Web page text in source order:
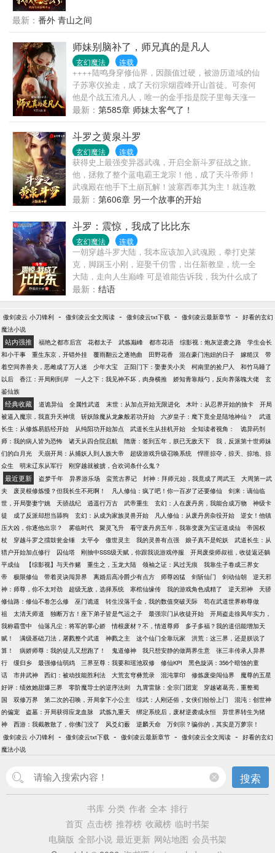
最新： 番外 青山之间
师妹别脑补了，师兄真的是凡人
玄幻魔法 连载
++++陆鸣身穿修仙界，因颜值过硬，被游历道域的仙
子苏寒仪捡走，成了天衍宗烟霞峰开山首徒。可奈何
他是个战五渣凡人，唯一的金手指是院子里每天涨一
厘米的无敌领域。本想躺平到师尊归来，谁知宗主塞
来一个天资平平的师妹林清瑶。然而，投喂师妹一口
鸡腿，领域就暴涨一厘米！指点师妹一句功法，领域
就扩张一米！陆鸣悟了。原来培养师妹，才是最快的
升级之路！从此，他化身最强饲养员。烤鸡腿是悟道
神丹，破躺椅是修炼神器，随口瞎掰都是无上秘籍。
在他的精心培养下，被嫌弃的林清瑶成了宗门第一天
骄。顺手收的蛇妖成了万兽山脉之主。连一个被退婚
受辱的废柴少女都成了东荒第一炼丹师。当云游的师
尊苏寒仪终于归来，看着一院子名震天下的妖孽，直
接目瞪口呆。“等会儿，徒弟……你说这些大佬，全是
我门下的？？？”
最新： 第585章 师妹太客气了！
斗罗之黄泉斗罗
玄幻魔法 连载
获得史上最强变异器武魂，开启全新斗罗征战之旅。
他，拯救了整个蓝电霸王龙宗！他，成了天斗帝师！
武魂殿在他手下土崩瓦解！波塞西奉其为主！就连教
皇比比东与圣女千仞雪为之倾倒……
最新： 第606章 另一个故事的开始
斗罗：震惊，我成了比比东
玄幻魔法 连载
一朝穿越斗罗大陆，我本应该加入武魂殿，拳打史莱
克，脚踢玉小刚，迎娶千仞雪，出任新教皇，统一全
大陆，走向人生巅峰 可是谁能告诉我，我为什么成了
比比东。
最新： 结语
傲剑凌云 小刀锋利 - 傲剑凌云全文阅读 - 傲剑凌云txt下载 - 傲剑凌云最新章节 - 好看的玄幻
魔法小说
站内强推 福艳之都市后宫 花都太子 武炼巅峰 都市花语 综影视：炮灰逆袭之路
学生会长
和小干事
重生东京，开错外挂 覆雨翻云之逐艳曲 田野花香 混在豪门泡妞的日子 嫁糙汉
带
着空间养兽夫，恶雌成了万人迷
少年大宝 正阳门下：娶妻关小关 柯南里的捡尸人
和竹马睡了
以后
香江：开局刚到岸 一人之下：我见神不坏，肉身横推 娇知青靠颠勺，反向养落魄大佬
玄
鉴仙族
经典收藏 道诡异仙 全属性武道 末世：从加点开始无限进化 木叶：从忍界开始的抽卡
开局
被逼入魔宗，我直升天神境
斩妖除魔从龙象般若功开始 六岁皇子：麾下竟全是陆地神仙？
武道
长生：从修炼易筋经开始
从纯阳功开始加点 武道长生从挂机开始 全知读者视角：
诡异药剂
师：我的病人皆为恐怖
诸天从四合院启航 隋唐：签到五年，朕已无敌天下
我，反派第十世师妹
们的白月光
天崩开局：从捕妖人到人族大帝 超级游戏升级召唤系统
悍匪掠夺，掠天、掠地、掠
众生
明末辽东从军行 刚穿越就被掳，合欢词条什么鬼？
最近更新 盗梦千年 异界游乐场 蛮荒古界记 封神：拜师元始，我竟成了周武王
大周第一武
夫
废灵根修炼慢？但我长生不死啊！ 凡人修仙：疯了吧！你一百岁了还要修仙
剑来：谪仙临
世，开局娶妻宁姚
天骄战纪 逍遥行万古 武帝重生 玄幻：人在废丹房，我能合成万物
神级卡
徒
成了反派却想当舔狗 玄幻：从成为家族灵兽开始 凡人修仙：从废丹房杂役开始
逆女！他镇
压大凶，你逐他出宗？
雾临时代 聚灵飞升 看守废丹房五年，我靠变废为宝证道成仙
帝国权
杖
穿越斗罗之擂鼓瓮金锤 太平令 傲世灵主 我的灵兽有点强 娘子真不是蛇妖
武道长生：从
猎户开始加点修行
囚仙塔 刚抽中SSS级天赋，你跟我说游戏停服
开局废柴师叔祖，收徒返还躺
平成仙
【综影视】与天作赌 重生之，玉龙大陆 领袖之证：风过无痕
我靠生子卷成三界女
帝
极限修仙 带着灵诀闯异界 离婚后高冷爵少有点方 师尊凶猛 剑斩仙门 剑动仙朝
逆天邪
神：师尊，你不太对劲
超级无敌，选择系统 寒棺仙缘传 我的游戏角色成精了 逆天邪神
天骄
修仙路：修仙不卷怎么修
巫门诡道 转生没落千金，我的数值突破天际
苟在武道世界称尊做
祖
太清天师道 独断万古！座下弟子皆是气运之子 最强宗门从收徒开始
开局盗走徐凤年实力，
我称霸雪中
仙落凡尘：将军的掌心娇 情根废材？不，情道尊师
多子多福？我的道侣能增加天
赋！
满级基础刀法，屠戮整个武道 神戮之主 这个仙门全靠玩家
洪荒：这三界，还是朕说了
算！
病娇师尊：我的徒儿又想跑了！ 鬼道修神 我只想安静的做两界生意
张三丰传承人异界
行
缓归乡 最强修仙弱鸡 三界至尊：我要和瑶池双修 修仙KPI
黑色旋涡：356个暗蚀的童
话
市井武神 西幻：被动技能胜利法 大荒玄穹彝荒录 混沌掌印 修炼废柴闯仙界
魔尊的五星
好评：绩效她甜爆三界
零阶魔导士的逆序法则 九霄雷脉：全宗门团宠
穿越诸葛亮，重整蜀
国
双修万界 第二次的召唤，开局拿下小公主 综武：人刚还俗，女侠们纷纷上门
混沌：创世神
的偏宠
盗墓：开局获得应龙血脉 武炼九重天 绑定系统后，废材逆袭成永恒
异世界转生为猪
神
西游：我截教散了，你佛门没了 风爻幻薮 逆麟天命
万剑宗？骗你的，其实是万萝宗！
傲剑凌云 小刀锋利 - 傲剑凌云txt下载 - 傲剑凌云最新章节 - 傲剑凌云全文阅读 - 好看的玄幻
魔法小说
搜索
书库 分类 作者 全本 排行
首页 点击榜 推荐榜 收藏榜 临时书架
电脑版 全部小说 最近更新 网站地图 会员书架